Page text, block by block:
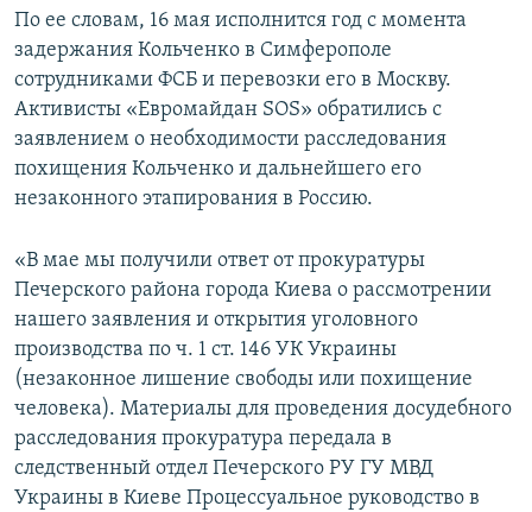
По ее словам, 16 мая исполнится год с момента
задержания Кольченко в Симферополе
сотрудниками ФСБ и перевозки его в Москву.
Активисты «Евромайдан SOS» обратились с
заявлением о необходимости расследования
похищения Кольченко и дальнейшего его
незаконного этапирования в Россию.
«В мае мы получили ответ от прокуратуры
Печерского района города Киева о рассмотрении
нашего заявления и открытия уголовного
производства по ч. 1 ст. 146 УК Украины
(незаконное лишение свободы или похищение
человека). Материалы для проведения досудебного
расследования прокуратура передала в
следственный отдел Печерского РУ ГУ МВД
Украины в Киеве Процессуальное руководство в